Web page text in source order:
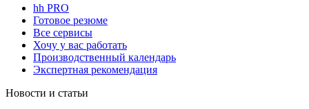
hh PRO
Готовое резюме
Все сервисы
Хочу у вас работать
Производственный календарь
Экспертная рекомендация
Новости и статьи